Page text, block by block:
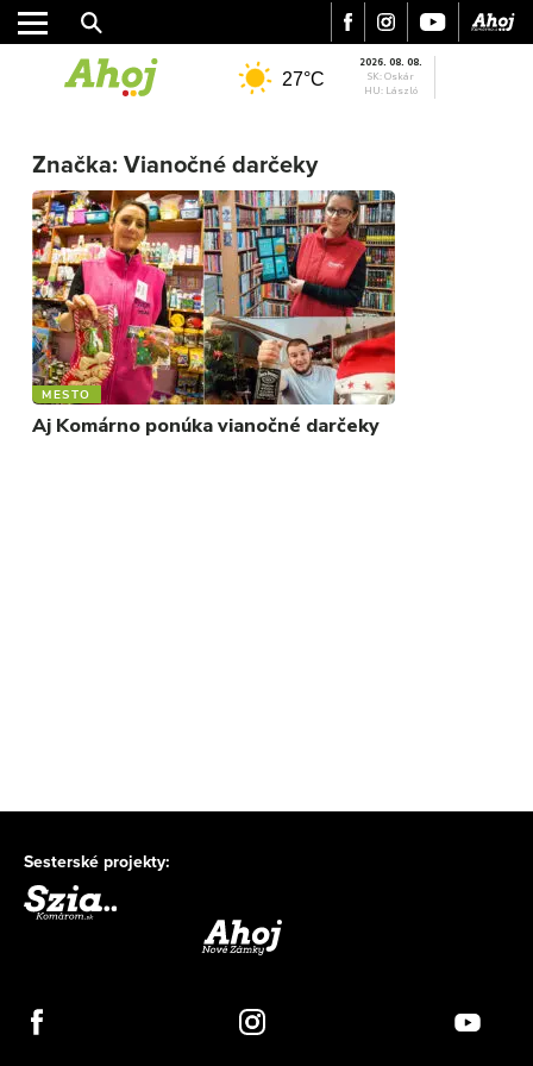
REGIÓN
ŠPORT
KULTÚRA
FOTKY
VIDEO
MIX
27°C
2026. 08. 08.
SK: Oskár
HU: László
Značka: Vianočné darčeky
MESTO
Aj Komárno ponúka vianočné darčeky
Sesterské projekty: